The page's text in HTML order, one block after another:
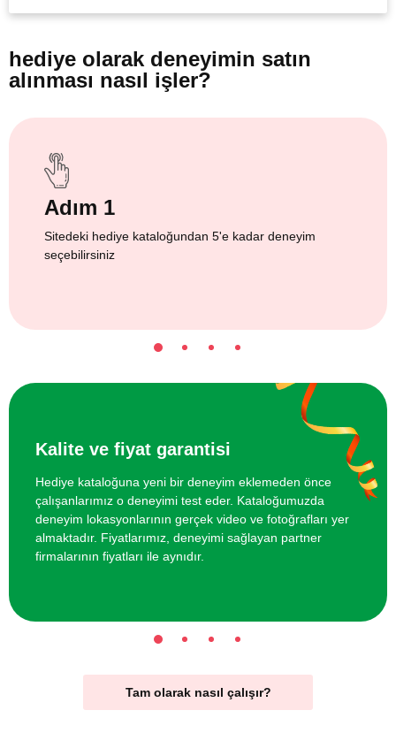
hediye olarak deneyimin satın
alınması nasıl işler?
Adım 1
Sitedeki hediye kataloğundan 5'e kadar deneyim
seçebilirsiniz
Kalite ve fiyat garantisi
Hediye kataloğuna yeni bir deneyim eklemeden önce
çalışanlarımız o deneyimi test eder. Kataloğumuzda
deneyim lokasyonlarının gerçek video ve fotoğrafları yer
almaktadır. Fiyatlarımız, deneyimi sağlayan partner
firmalarının fiyatları ile aynıdır.
Tam olarak nasıl çalışır?